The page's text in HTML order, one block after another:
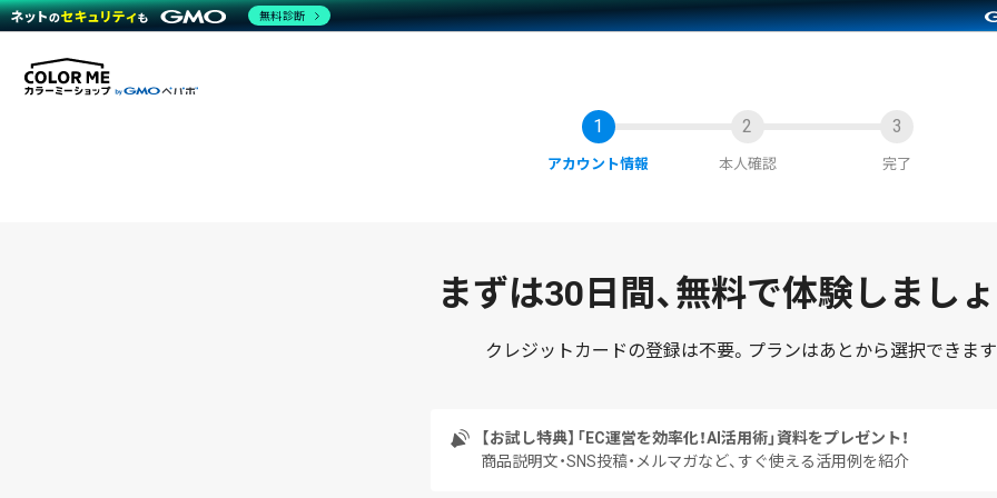
アカウント情報 本人確認 完了
まずは30日間、無料で体験しまし
クレジットカードの登録は不要。 プランはあとから選択できます
【お試し特典】 「EC運営を効率化！AI活用術」資料をプレゼント！
商品説明文・SNS投稿・メルマガなど、すぐ使える活用例を紹介
無料診断